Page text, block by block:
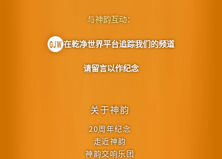
关于神韵
20周年纪念
走近神韵
神韵交响乐团
与神韵互动：
在乾净世界平台追踪我们的频道
请留言以作纪念